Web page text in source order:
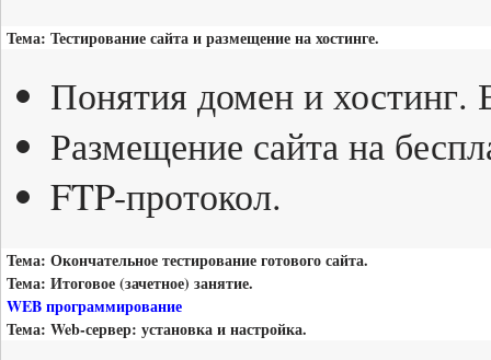
Тема: Тестирование сайта и размещение на хостинге.
Понятия домен и хостинг.
Размещение сайта на
FTP-протокол.
Тема: Окончательное тестирование готового сайта.
Тема: Итоговое (зачетное) занятие.
WEB программирование
Тема: Web-сервер: установка и настройка.